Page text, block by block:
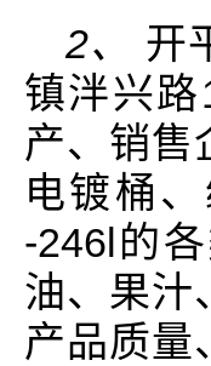
2、
开
镇泮兴
产、销售
电镀桶
-246l的
油、果汁
产品质量